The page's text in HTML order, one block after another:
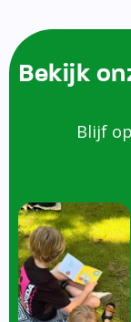
Bekijk
Blijf